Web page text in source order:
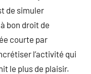
de simuler
bon droit de
courte par
l’activité qui
le plus de plaisir.